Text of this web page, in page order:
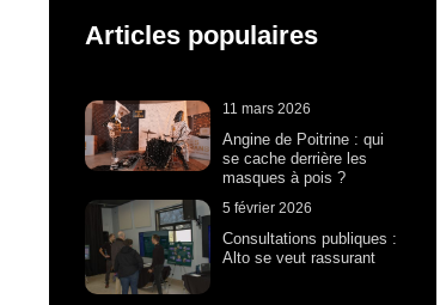
Articles populaires
11 mars 2026
Angine de Poitrine : qui
se cache derrière les
masques à pois ?
5 février 2026
Consultations publiques :
Alto se veut rassurant